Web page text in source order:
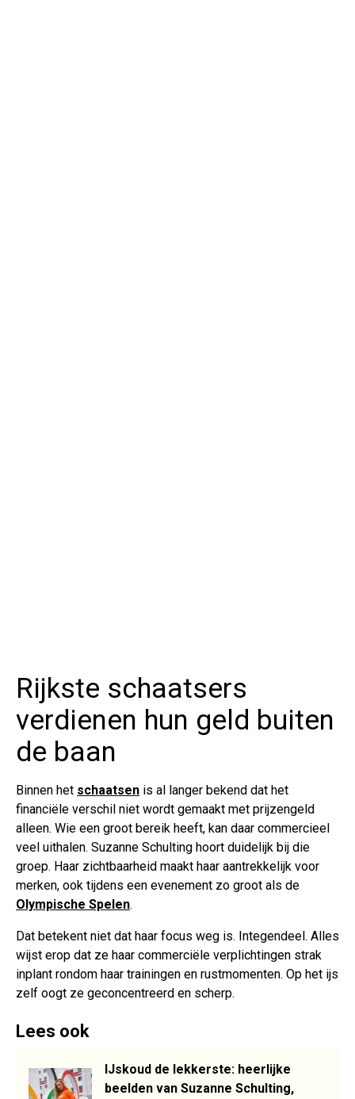
Rijkste schaatsers
verdienen hun geld buiten
de baan
Binnen het schaatsen is al langer bekend dat het
financiële verschil niet wordt gemaakt met prijzengeld
alleen. Wie een groot bereik heeft, kan daar commercieel
veel uithalen. Suzanne Schulting hoort duidelijk bij die
groep. Haar zichtbaarheid maakt haar aantrekkelijk voor
merken, ook tijdens een evenement zo groot als de
Olympische Spelen.
Dat betekent niet dat haar focus weg is. Integendeel. Alles
wijst erop dat ze haar commerciële verplichtingen strak
inplant rondom haar trainingen en rustmomenten. Op het ijs
zelf oogt ze geconcentreerd en scherp.
Lees ook
IJskoud de lekkerste: heerlijke
beelden van Suzanne Schulting,